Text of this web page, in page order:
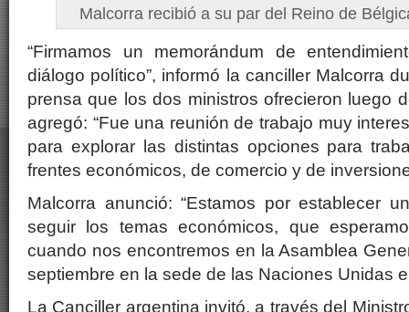
Malcorra recibió a su par del Reino de
“Firmamos un memorándum de
diálogo político”, informó la canciller Malcorra
prensa que los dos ministros ofrecieron luego
agregó: “Fue una reunión de trabajo muy
para explorar las distintas opciones para
frentes económicos, de comercio y de
Malcorra anunció: “Estamos por establecer
seguir los temas económicos, que
cuando nos encontremos en la Asamblea
septiembre en la sede de las Naciones Unidas
La Canciller argentina invitó, a través del